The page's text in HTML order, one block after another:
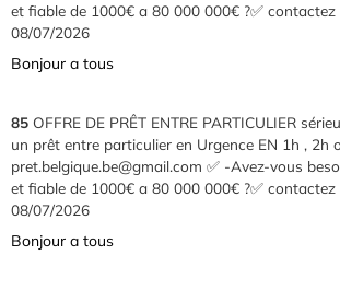
et fiable de 1000€ a 80 000 000€ ?✅ contactez
08/07/2026
Bonjour a tous
85 OFFRE DE PRÊT ENTRE PARTICULIER
un prêt entre particulier en Urgence EN 1h , 2h
pret.belgique.be@gmail.com ✅ -Avez-vous
et fiable de 1000€ a 80 000 000€ ?✅ contactez
08/07/2026
Bonjour a tous